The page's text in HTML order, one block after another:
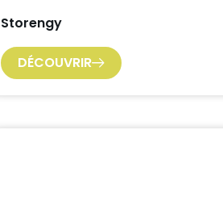
Storengy
DÉCOUVRIR